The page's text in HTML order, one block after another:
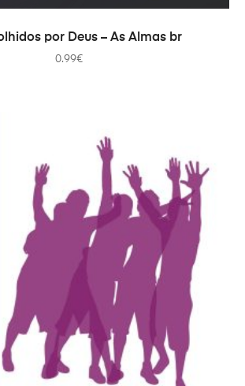
COMPRAR
por Deus – As Almas br
0.99€